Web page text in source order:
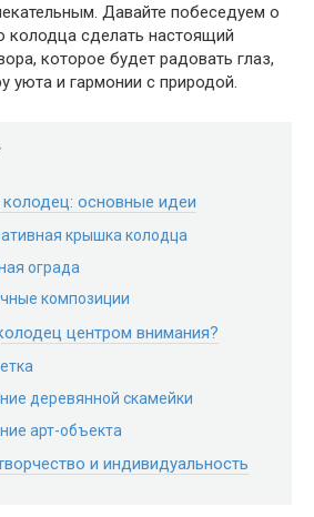
Давайте побеседуем о
колодца сделать настоящий
которое будет радовать глаз,
уюта и гармонии с природой.
основные идеи
крышка колодца
ограда
композиции
центром внимания?
деревянной скамейки
арт-объекта
и индивидуальность